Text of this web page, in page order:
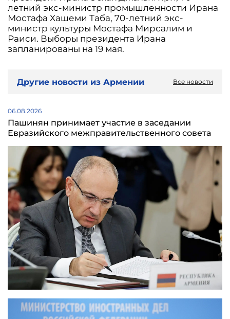
летний экс-министр промышленности Ирана
Мостафа Хашеми Таба, 70-летний экс-
министр культуры Мостафа Мирсалим и
Раиси. Выборы президента Ирана
запланированы на 19 мая.
Другие новости из Армении Все новости
06.08.2026
Пашинян принимает участие в заседании
Евразийского межправительственного совета